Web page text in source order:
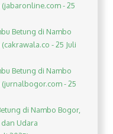
- 25
Betung di Nambo
- 25 Juli
Betung di Nambo
- 25
di Nambo Bogor,
dan Udara